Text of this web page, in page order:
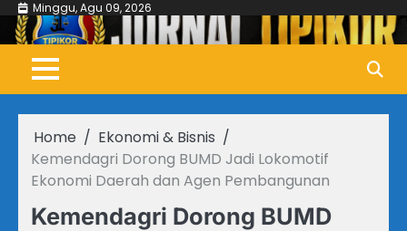
Skip
content
Minggu, Agu 09, 2026
Home
Ekonomi & Bisnis
Kemendagri Dorong BUMD Jadi Lokomotif
Ekonomi Daerah dan Agen Pembangunan
Kemendagri Dorong BUMD